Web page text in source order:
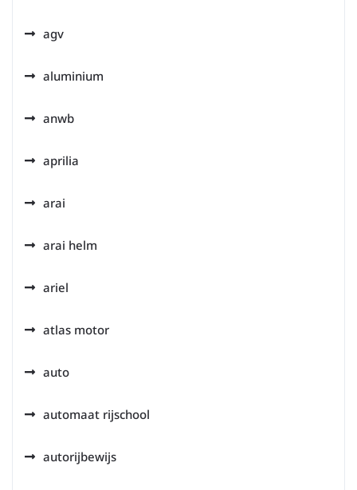
agv
aluminium
anwb
aprilia
arai
arai helm
ariel
atlas motor
auto
automaat rijschool
autorijbewijs